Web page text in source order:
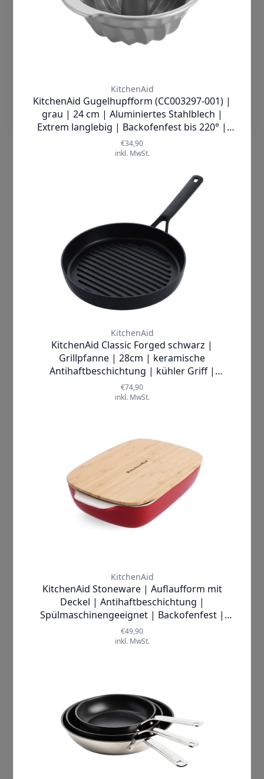
Die Reinigung könnte nicht einfacher
sein! Dank derspülmaschinenfesten
Eigenschaft sparen Sie Zeit und Mühe
in der Küche. Genießen Sie die
Vorfreude auf Ihr nächstes
Backprojekt, ohne sich um das Putzen
zu sorgen.
Ideal für alle Küchenchef*innen:
Ob Sie eine erfahrene Bäckerin oder
ein aufstrebender Hobbykoch sind, das
Perfekt für Feierlichkeiten,
Familienessen oder einfach nur für Ihre
Genießer-Momente zuhause.
Gönnen Sie sich und Ihrer Küche den
Luxus von KitchenAid. Das Backblech
vereint Funktionalität, Stil und
Backblech sind Sie bestens gerüstet!
Jetzt bestellen und
mit jedem Biss den
Unterschied
findest Du in unserer
Datenschutzerklärung
Cookies Akzeptieren
Einstellungen